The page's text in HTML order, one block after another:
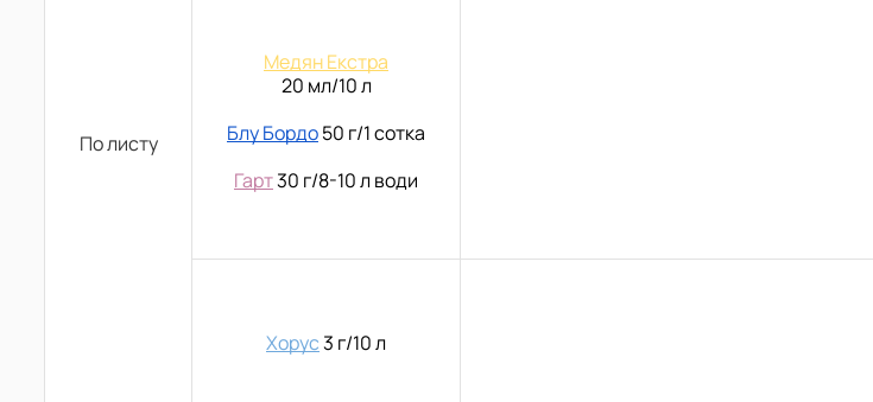
По листу
Медян Екстра
20 мл/10 л
Блу Бордо50 г/1 сотка
Гарт30 г/8-10 л води
Хорус3 г/10 л